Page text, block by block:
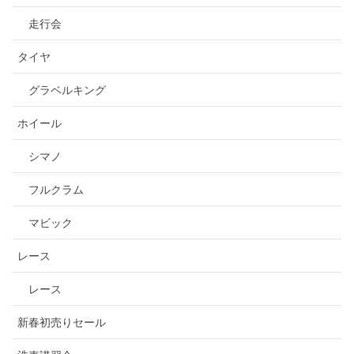
走行会
タイヤ
グラベルキング
ホイール
シマノ
フルクラム
マビック
レース
レース
新春初売りセール